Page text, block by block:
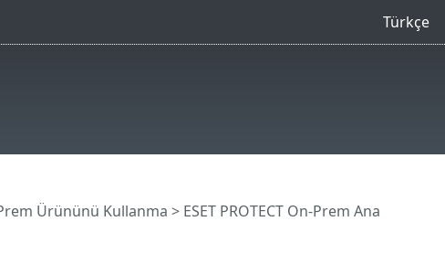
Türkçe
Prem Ürününü Kullanma > ESET PROTECT On-Prem Ana